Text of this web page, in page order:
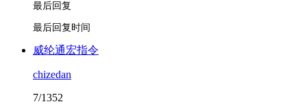
最后回复
最后回复时间
威纶通宏指令
chizedan
7/1352